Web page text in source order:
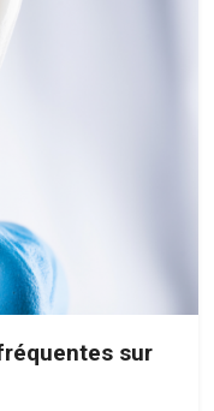
sur